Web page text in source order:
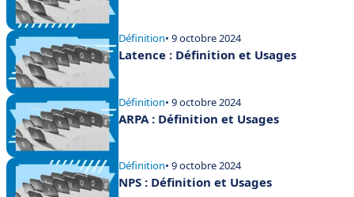
Définition• 9 octobre 2024
Latence : Définition et Usages
Définition• 9 octobre 2024
ARPA : Définition et Usages
Définition• 9 octobre 2024
NPS : Définition et Usages